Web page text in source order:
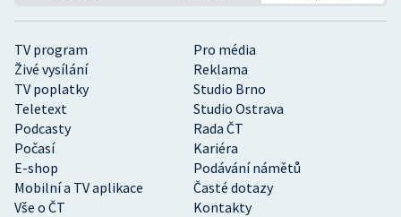
TV program
Pro média
Živé vysílání
Reklama
TV poplatky
Studio Brno
Teletext
Studio Ostrava
Podcasty
Rada ČT
Počasí
Kariéra
E-shop
Podávání námětů
Mobilní a TV aplikace
Časté dotazy
Vše o ČT
Kontakty